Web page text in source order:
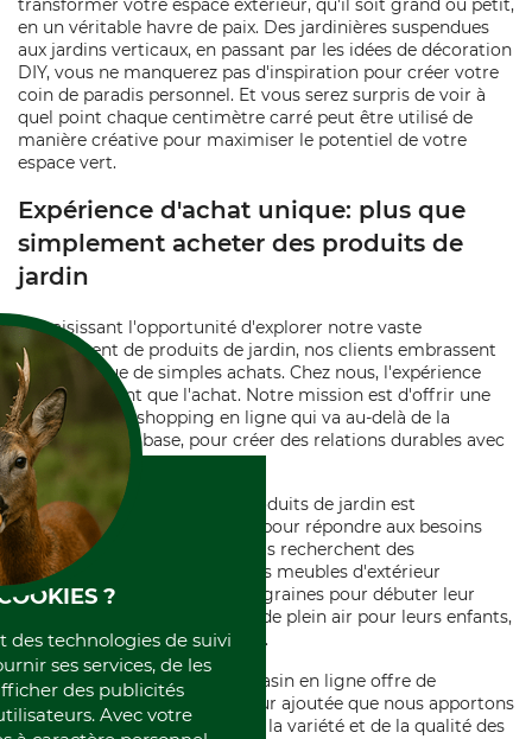
transformer votre espace extérieur, qu'il soit grand ou petit,
en un véritable havre de paix. Des jardinières suspendues
aux jardins verticaux, en passant par les idées de décoration
DIY, vous ne manquerez pas d'inspiration pour créer votre
coin de paradis personnel. Et vous serez surpris de voir à
quel point chaque centimètre carré peut être utilisé de
manière créative pour maximiser le potentiel de votre
espace vert.
Expérience d'achat unique: plus que
simplement acheter des produits de
jardin
En saisissant l'opportunité d'explorer notre vaste
assortiment de produits de jardin, nos clients embrassent
bien plus que de simples achats. Chez nous, l'expérience
compte autant que l'achat. Notre mission est d'offrir une
expérience de shopping en ligne qui va au-delà de la
transaction de base, pour créer des relations durables avec
nos clients.
Notre gamme étendue de produits de jardin est
soigneusement sélectionnée pour répondre aux besoins
diversifiés de nos clients. Qu'ils recherchent des
équipements de jardinage, des meubles d'extérieur
élégants, des légumes et des graines pour débuter leur
premier potager, ou des jeux de plein air pour leurs enfants,
nous avons tout cela en stock.
L'achat à partir de notre magasin en ligne offre de
nombreux avantages. La valeur ajoutée que nous apportons
ne provient pas seulement de la variété et de la qualité des
?
des technologies de suivi
ses services, de les
des publicités
Avec votre